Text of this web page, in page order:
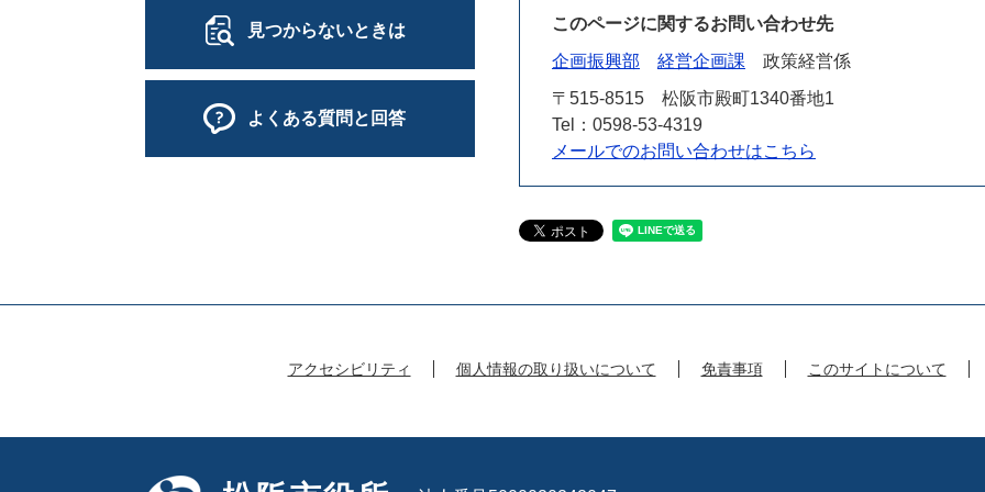
このページに関するお問い合わせ先
企画振興部
経営企画課
政策経営係
〒515-8515
松阪市殿町1340番地1
Tel：0598-53-4319
メールでのお問い合わせはこちら
見つからないときは
よくある質問と回答
アクセシビリティ 個人情報の取り扱いについて 免責事項 このサイトについて